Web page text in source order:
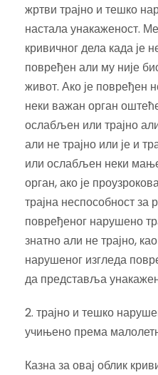
жртви трајно и тешко
настала унакаженост.
кривичног дела када је
повређен али му није
живот. Ако је повређен
неки важан орган
ослабљен или трајно
али не трајно или је и
или ослабљен неки
орган, ако је
трајна неспособност за
повређеног нарушено
знатно али не трајно,
нарушеног изгледа
да представља
2. трајно и тешко
учињено према
Казна за овај облик